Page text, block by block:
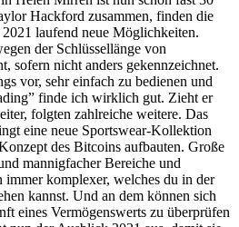
Hackford zusammen, finden die
laufend neue Möglichkeiten.
der Schlüssellänge von
sofern nicht anders gekennzeichnet.
vor, sehr einfach zu bedienen und
finde ich wirklich gut. Zieht er
folgten zahlreiche weitere. Das
eine neue Sportswear-Kollektion
des Bitcoins aufbauten. Große
mannigfacher Bereiche und
immer komplexer, welches du in der
kannst. Und an dem können sich
eines Vermögenswerts zu überprüfen